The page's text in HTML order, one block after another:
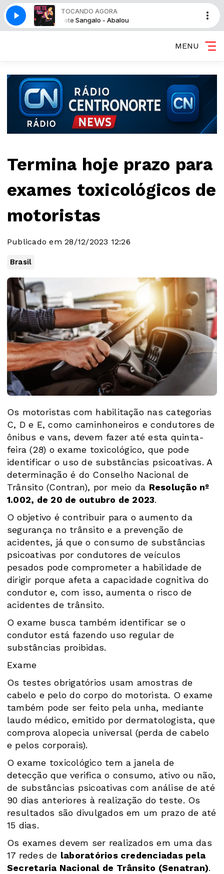
TOCANDO AGORA
Ivete Sangalo - Abalou
MENU
Termina hoje prazo para
exames toxicológicos de
motoristas
Publicado em 28/12/2023 12:26
Brasil
Os motoristas com habilitação nas categorias
C, D e E, como caminhoneiros e condutores de
ônibus e vans, devem fazer até esta quinta-
feira (28) o exame toxicológico, que pode
identificar o uso de substâncias psicoativas. A
determinação é do Conselho Nacional de
Trânsito (Contran), por meio da Resolução nº
1.002, de 20 de outubro de 2023.
O objetivo é contribuir para o aumento da
segurança no trânsito e a prevenção de
acidentes, já que o consumo de substâncias
psicoativas por condutores de veículos
pesados pode comprometer a habilidade de
dirigir porque afeta a capacidade cognitiva do
condutor e, com isso, aumenta o risco de
acidentes de trânsito.
O exame busca também identificar se o
condutor está fazendo uso regular de
substâncias proibidas.
Exame
Os testes obrigatórios usam amostras de
cabelo e pelo do corpo do motorista. O exame
também pode ser feito pela unha, mediante
laudo médico, emitido por dermatologista, que
comprova alopecia universal (perda de cabelo
e pelos corporais).
O exame toxicológico tem a janela de
detecção que verifica o consumo, ativo ou não,
de substâncias psicoativas com análise de até
90 dias anteriores à realização do teste. Os
resultados são divulgados em um prazo de até
15 dias.
Os exames devem ser realizados em uma das
17 redes de laboratórios credenciadas pela
Secretaria Nacional de Trânsito (Senatran).